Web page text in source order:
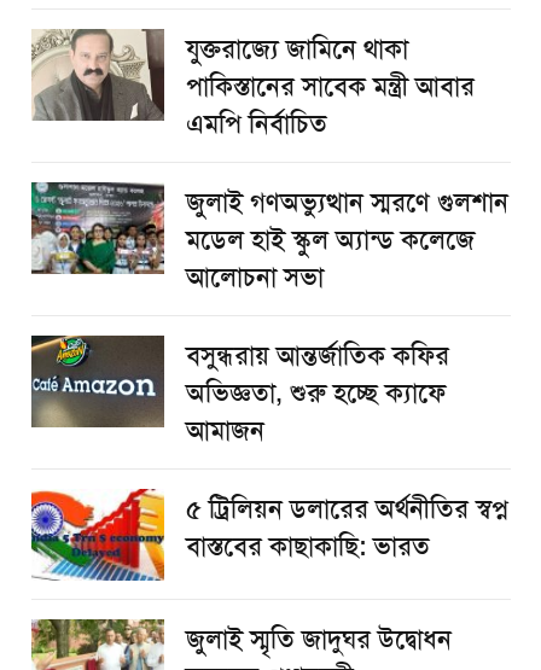
যুক্তরাজ্যে জামিনে থাকা
পাকিস্তানের সাবেক মন্ত্রী আবার
এমপি নির্বাচিত
জুলাই গণঅভ্যুত্থান স্মরণে গুলশান
মডেল হাই স্কুল অ্যান্ড কলেজে
আলোচনা সভা
বসুন্ধরায় আন্তর্জাতিক কফির
অভিজ্ঞতা, শুরু হচ্ছে ক্যাফে
আমাজন
৫ ট্রিলিয়ন ডলারের অর্থনীতির স্বপ্ন
বাস্তবের কাছাকাছি: ভারত
জুলাই স্মৃতি জাদুঘর উদ্বোধন